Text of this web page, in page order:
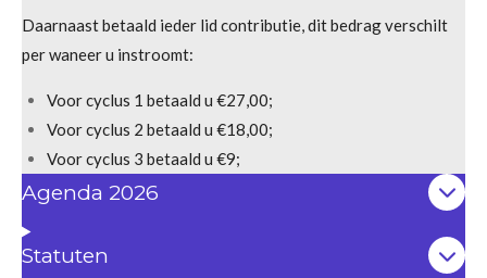
Daarnaast betaald ieder lid contributie, dit bedrag verschilt
per waneer u instroomt:
Voor cyclus 1 betaald u €27,00;
Voor cyclus 2 betaald u €18,00;
Voor cyclus 3 betaald u €9;
Agenda 2026
Statuten